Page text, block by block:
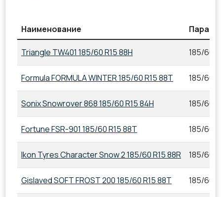
Наименование
Triangle TW401 185/60 R15 88H 185/60
Formula FORMULA WINTER 185/60 R15 88T 185/60
Sonix Snowrover 868 185/60 R15 84H 185/60
Fortune FSR-901 185/60 R15 88T 185/60
Ikon Tyres Character Snow 2 185/60 R15 88R 185/60
Gislaved SOFT FROST 200 185/60 R15 88T 185/60